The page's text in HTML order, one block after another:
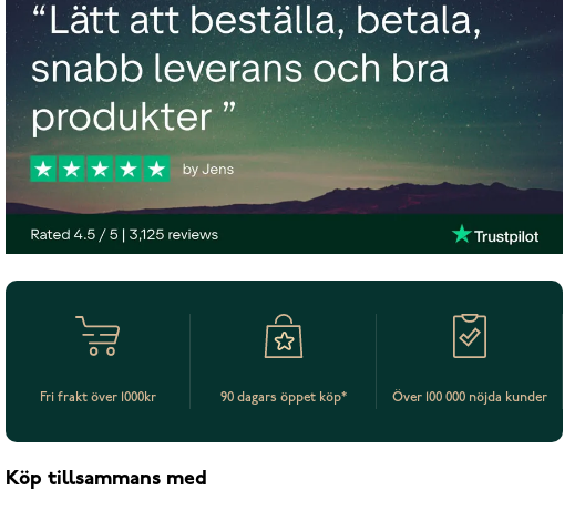
Fri frakt över 1000kr 90 dagars öppet köp* Över 100 000 nöjda kunder
Köp tillsammans med